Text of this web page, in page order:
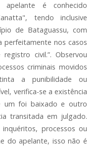
é conhecido
tendo inclusive
de Bataguassu, com
perfeitamente nos casos
civil.”. Observou
criminais movidos
a punibilidade ou
verifica-se a existência
um foi baixado e outro
transitada em julgado.
processos ou
do apelante, isso não é